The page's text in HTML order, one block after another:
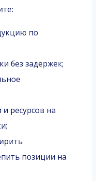
по
без задержек;
ресурсов на
позиции на